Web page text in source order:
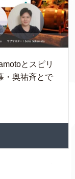
とスピリ
奥祐斉とで